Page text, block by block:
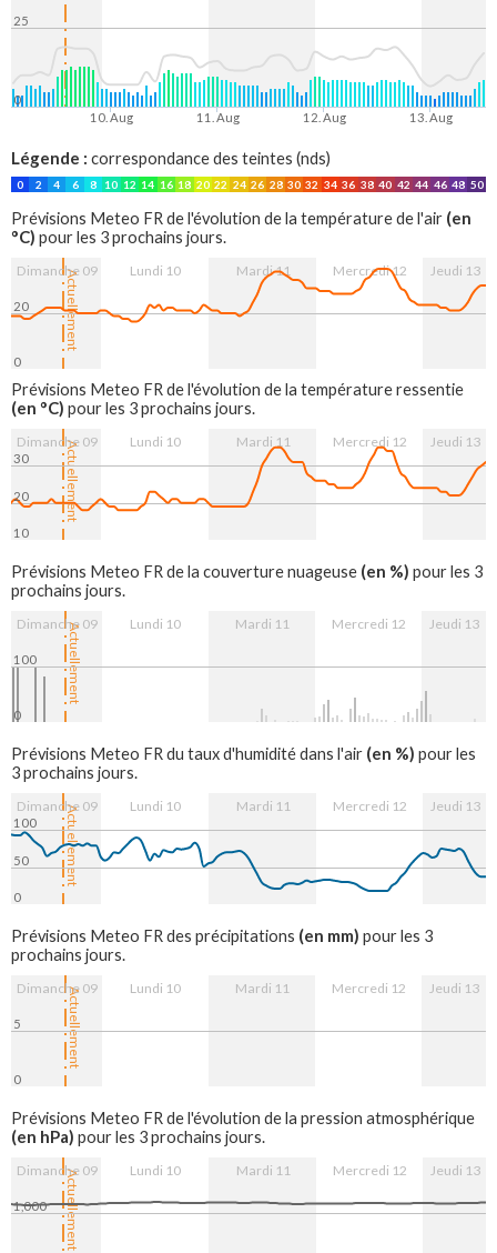
10. Aug 11. Aug 12. Aug 13. Aug
0
25
Légende : correspondance des teintes (nds)
0 2 4 6 8 10 12 14 16 18 20 22 24 26 28 30 32 34 36 38 40 42 44 46 48 50
Prévisions Meteo FR de l'évolution de la température de l'air (en
°C) pour les 3 prochains jours.
Actuellement
Dimanche 09 Lundi 10 Mardi 11 Mercredi 12 Jeudi 13
0
20
Prévisions Meteo FR de l'évolution de la température ressentie
(en °C) pour les 3 prochains jours.
Actuellement
Dimanche 09 Lundi 10 Mardi 11 Mercredi 12 Jeudi 13
10
20
30
Prévisions Meteo FR de la couverture nuageuse (en %) pour les 3
prochains jours.
Actuellement
Dimanche 09 Lundi 10 Mardi 11 Mercredi 12 Jeudi 13
0
100
Prévisions Meteo FR du taux d'humidité dans l'air (en %) pour les
3 prochains jours.
Actuellement
Dimanche 09 Lundi 10 Mardi 11 Mercredi 12 Jeudi 13
0
50
100
Prévisions Meteo FR des précipitations (en mm) pour les 3
prochains jours.
Actuellement
Dimanche 09 Lundi 10 Mardi 11 Mercredi 12 Jeudi 13
0
5
Prévisions Meteo FR de l'évolution de la pression atmosphérique
(en hPa) pour les 3 prochains jours.
Actuellement
Dimanche 09 Lundi 10 Mardi 11 Mercredi 12 Jeudi 13
1,000